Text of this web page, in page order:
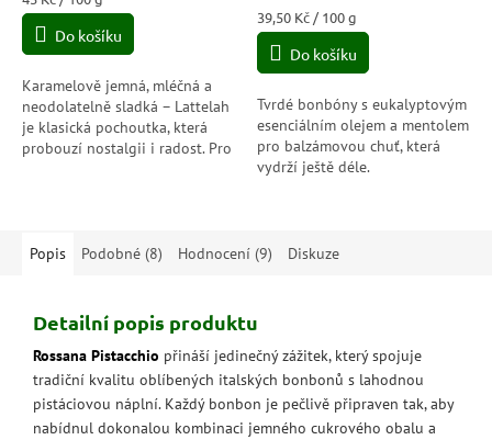
5,0
5
hvězdiček.
cena:
Do košíku
Karamelově jemná, mléčná a
neodolatelně sladká – Lattelah
je klasická pochoutka, která
probouzí nostalgii i radost. Pro
Měrná
cena:
39,50 Kč / 100 g
Do košíku
Tvrdé bonbóny s eukalyptovým
esenciálním olejem a mentolem
pro balzámovou chuť, která
vydrží ještě déle.
Popis Podobné (8) Hodnocení (9) Diskuze
Detailní popis produktu
Rossana Pistacchio přináší jedinečný zážitek, který spojuje
tradiční kvalitu oblíbených italských bonbonů s lahodnou
pistáciovou náplní. Každý bonbon je pečlivě připraven tak, aby
nabídnul dokonalou kombinaci jemného cukrového obalu a